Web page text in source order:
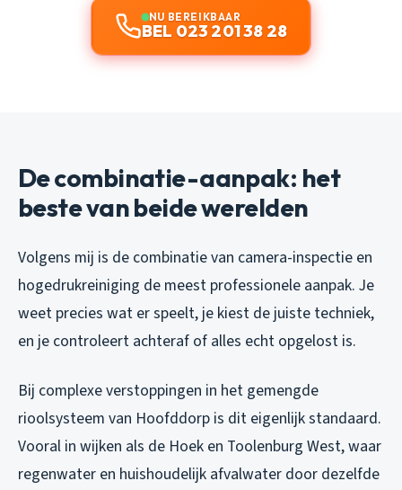
NU BEREIKBAAR
BEL 023 201 38 28
De combinatie-aanpak: het
beste van beide werelden
Volgens mij is de combinatie van camera-inspectie en
hogedrukreiniging de meest professionele aanpak. Je
weet precies wat er speelt, je kiest de juiste techniek,
en je controleert achteraf of alles echt opgelost is.
Bij complexe verstoppingen in het gemengde
rioolsysteem van Hoofddorp is dit eigenlijk standaard.
Vooral in wijken als de Hoek en Toolenburg West, waar
regenwater en huishoudelijk afvalwater door dezelfde